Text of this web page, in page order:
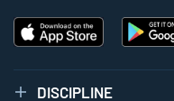
DISCIPLINE